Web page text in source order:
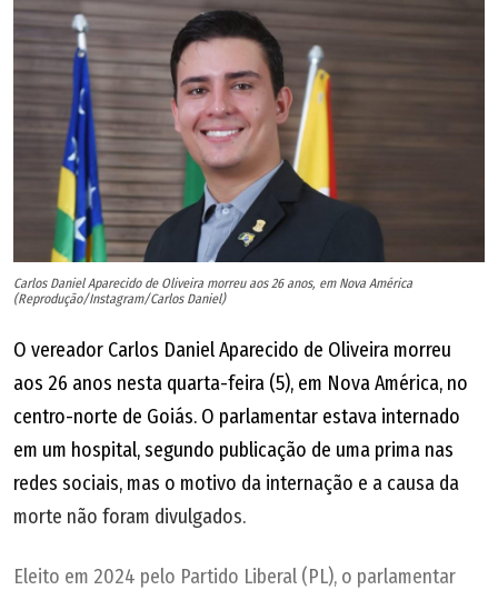
Carlos Daniel Aparecido de Oliveira morreu aos 26 anos, em Nova América
(Reprodução/Instagram/Carlos Daniel)
O vereador Carlos Daniel Aparecido de Oliveira morreu
aos 26 anos nesta quarta-feira (5), em Nova América, no
centro-norte de Goiás. O parlamentar estava internado
em um hospital, segundo publicação de uma prima nas
redes sociais, mas o motivo da internação e a causa da
morte não foram divulgados.
Eleito em 2024 pelo Partido Liberal (PL), o parlamentar